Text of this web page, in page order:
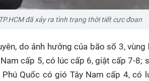
đã xảy ra tình trạng thời tiết cực đoan
do ảnh hưởng của bão số 3,
cấp 5, có lúc cấp 6, giật cấp 7-8;
Quốc có gió Tây Nam cấp 4, có